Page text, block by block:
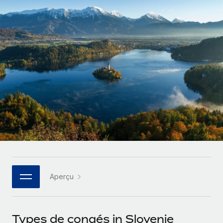
Intégrez et gérez vos freelances partout dans le monde
PEO
Sous-traitez les opérations complexes liées à l’emploi
INFRASTRUCTURE
Intégration Remote
Intégrez vos RH aux flux de travail en toute simplicité
Plateforme
Des fonctions RH clés intégrées pour votre équipe
Connectez n'importe quel outil d’IA à Remote grâce à
notre MCP
Rationalisez vos processus avec des outils essentiels
Comparer Remote
Examinez notre service par rapport aux autres
CROISSANCE
Start-ups
Des solutions agiles et internationales pour les RH et la
paie des entreprises en pleine croissance
Entreprises intermédiaires
Développez vos équipes avec des solutions RH sur
mesure
Entreprise
Les RH à l’international pour les grandes entreprises
Partenaires stratégiques de la tech
pays
Calculateur de paiement des freelances
Découvrez les devises disponibles et les vitesses de
paiement pour vos freelances internationaux
APPRENDRE AVEC REMOTE
Recherche et guides
Études de cas
Checklists et modèles
Descriptions de postes
Nederlands
Français
Deutsch
Español
Italiano
Português (Portugal)
日本語
한국어
Connexion
Aperçu
Types de congés in Slovenie